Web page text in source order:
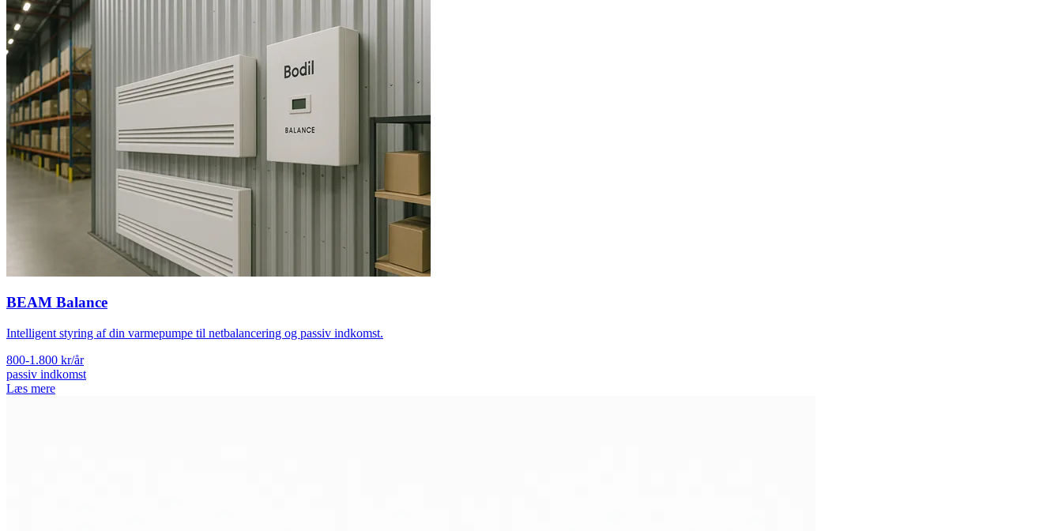
BEAM Balance
Intelligent styring af din varmepumpe til netbalancering og passiv indkomst.
800-1.800 kr/år
passiv indkomst
Læs mere